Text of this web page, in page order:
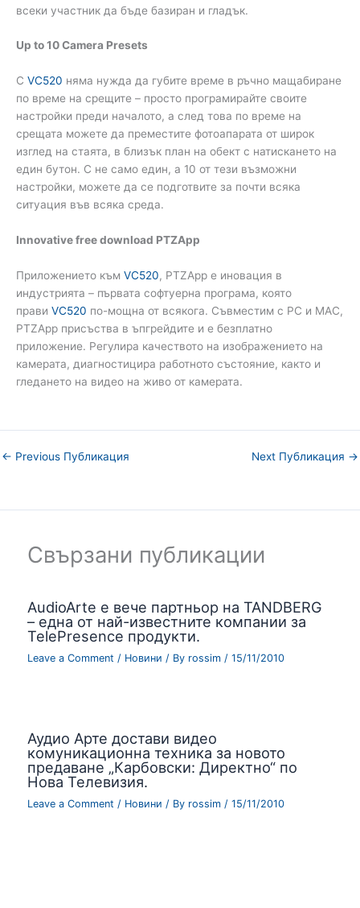
всеки участник да бъде базиран и гладък.
Up to 10 Camera Presets
С VC520 няма нужда да губите време в ръчно мащабиране
по време на срещите – просто програмирайте своите
настройки преди началото, а след това по време на
срещата можете да преместите фотоапарата от широк
изглед на стаята, в близък план на обект с натискането на
един бутон. С не само един, а 10 от тези възможни
настройки, можете да се подготвите за почти всяка
ситуация във всяка среда.
Innovative free download PTZApp
Приложението към VC520, PTZApp е иновация в
индустрията – първата софтуерна програма, която
прави VC520 по-мощна от всякога. Съвместим с PC и MAC,
PTZApp присъства в ъпгрейдите и е безплатно
приложение. Регулира качеството на изображението на
камерата, диагностицира работното състояние, както и
гледането на видео на живо от камерата.
← Previous Публикация Next Публикация →
Свързани публикации
AudioArte е вече партньор на TANDBERG
– една от най-известните компании за
TelePresence продукти.
Leave a Comment / Новини / By rossim/15/11/2010
Аудио Арте достави видео
комуникационна техника за новото
предаване „Карбовски: Директно“ по
Нова Телевизия.
Leave a Comment / Новини / By rossim /15/11/2010